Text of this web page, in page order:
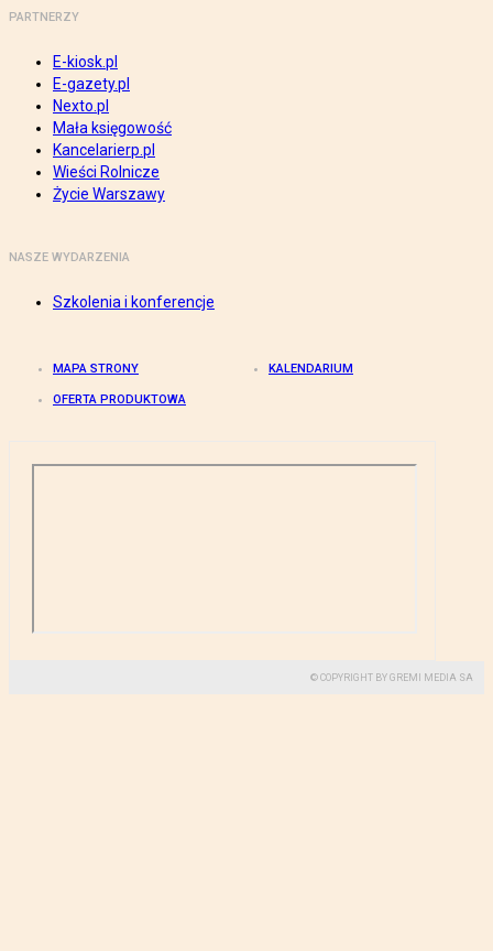
PARTNERZY
E-kiosk.pl
E-gazety.pl
Nexto.pl
Mała księgowość
Kancelarierp.pl
Wieści Rolnicze
Życie Warszawy
NASZE WYDARZENIA
Szkolenia i konferencje
MAPA STRONY KALENDARIUM
OFERTA PRODUKTOWA
© COPYRIGHT BY GREMI MEDIA SA